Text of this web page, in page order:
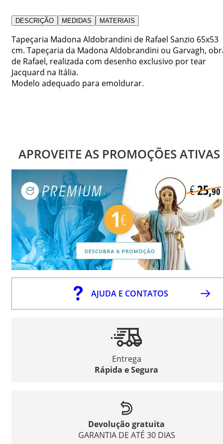
DESCRIÇÃO MEDIDAS MATERIAIS
Tapeçaria Madona Aldobrandini de Rafael Sanzio 65x53
cm. Tapeçaria da Madona Aldobrandini ou Garvagh,
de Rafael, realizada com desenho exclusivo por tear
Jacquard na Itália.
Modelo adequado para emoldurar.
APROVEITE AS PROMOÇÕES ATIVAS
AJUDA E CONTATOS
Entrega
Rápida e Segura
Devolução gratuita
GARANTIA DE ATÉ 30 DIAS